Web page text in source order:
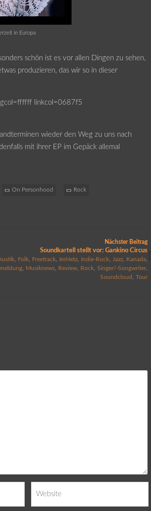
in Europa
schön ist es vor allen Dingen zu sehen,
produzieren, das wir so in dieser
linkcol=0687f5
wieder den Weg zu uns nach
mit ihrer EP im Gepäck allemal
On Personhood Rock
Nächster Beitrag
Soundkartell stellt vor: Gankino Circus
Folk Freetrack ImNetz Indie-Rock Jazz Kanada
Musiknews Review Rock ,Singer/-Songwriter
Soundcloud ,Tour